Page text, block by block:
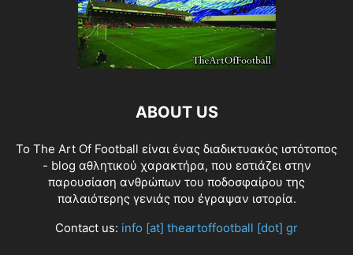
ABOUT US
Το The Art Of Football είναι ένας διαδικτυακός ιστότοπος
- blog αθλητικού χαρακτήρα, που εστιάζει στην
παρουσίαση ανθρώπων του ποδοσφαίρου της
παλαιότερης γενιάς που έγραψαν ιστορία.
Contact us: info [at] theartoffootball [dot] gr